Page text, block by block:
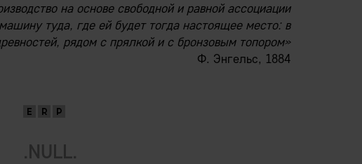
на основе свободной и равной ассоциации
туда, где ей будет тогда настоящее место: в
рядом с прялкой и с бронзовым топором»
Ф. Энгельс, 1884
.NULL.